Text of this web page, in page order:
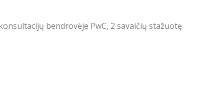
bendrovėje PwC, 2 savaičių stažuotę